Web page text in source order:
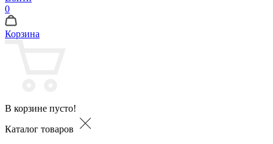
0
Корзина
В корзине пусто!
Каталог товаров